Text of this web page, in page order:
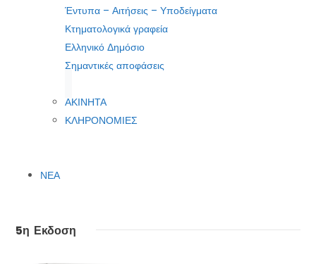
Έντυπα – Αιτήσεις – Υποδείγματα
Κτηματολογικά γραφεία
Ελληνικό Δημόσιο
Σημαντικές αποφάσεις
ΑΚΙΝΗΤΑ
ΚΛΗΡΟΝΟΜΙΕΣ
ΝΕΑ
5η Εκδοση